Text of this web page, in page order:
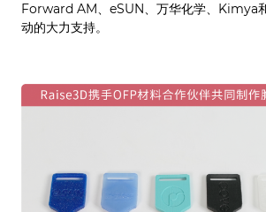
Forward AM、eSUN、万华化学、Kimya
动的大力支持。